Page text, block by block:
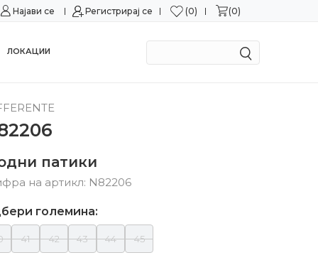
Можност за замена во рок од 15 дена!
Најави се Регистрирај се 0 0
ЛОКАЦИИ
патики
на артикл: N82206
големина:
41 42 43 44 45